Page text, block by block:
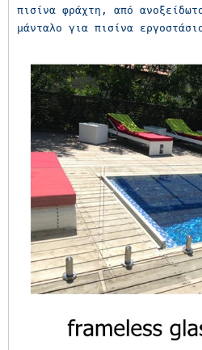
πισίνα φράχτη, από
μάνταλο για πισίνα